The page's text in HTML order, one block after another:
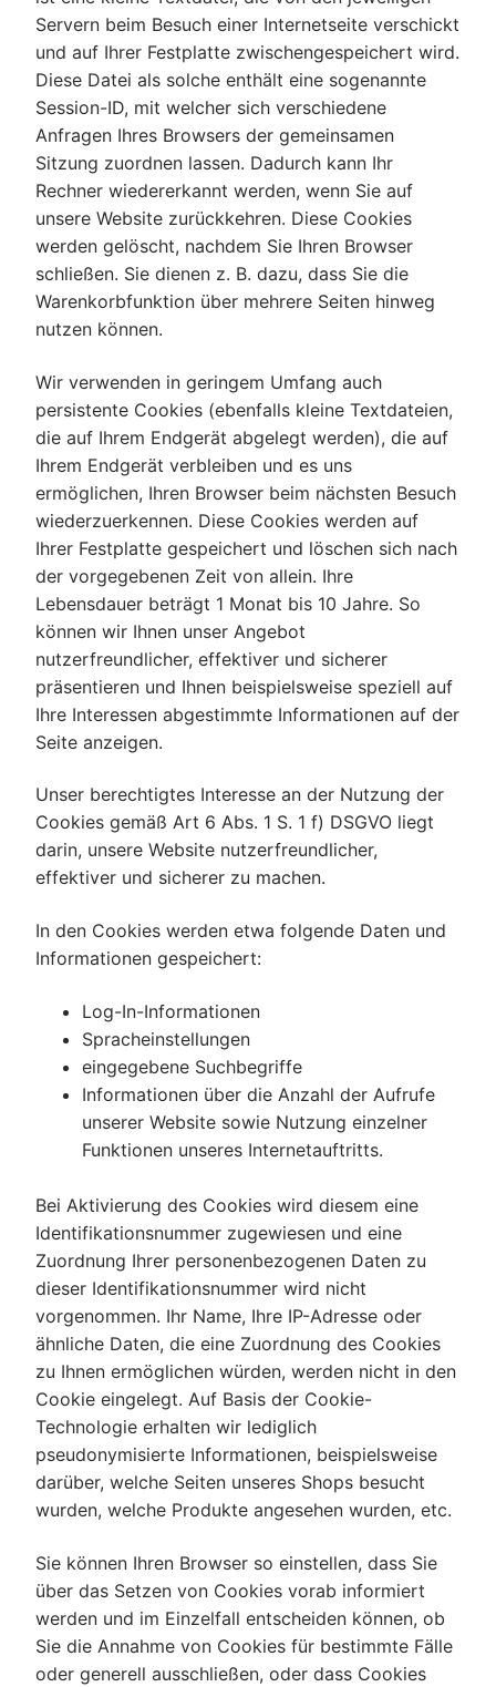
Servern beim Besuch einer Internetseite verschickt
und auf Ihrer Festplatte zwischengespeichert wird.
Diese Datei als solche enthält eine sogenannte
Session-ID, mit welcher sich verschiedene
Anfragen Ihres Browsers der gemeinsamen
Sitzung zuordnen lassen. Dadurch kann Ihr
Rechner wiedererkannt werden, wenn Sie auf
unsere Website zurückkehren. Diese Cookies
werden gelöscht, nachdem Sie Ihren Browser
schließen. Sie dienen z. B. dazu, dass Sie die
Warenkorbfunktion über mehrere Seiten hinweg
nutzen können.
Wir verwenden in geringem Umfang auch
persistente Cookies (ebenfalls kleine Textdateien,
die auf Ihrem Endgerät abgelegt werden), die auf
Ihrem Endgerät verbleiben und es uns
ermöglichen, Ihren Browser beim nächsten Besuch
wiederzuerkennen. Diese Cookies werden auf
Ihrer Festplatte gespeichert und löschen sich nach
der vorgegebenen Zeit von allein. Ihre
Lebensdauer beträgt 1 Monat bis 10 Jahre. So
können wir Ihnen unser Angebot
nutzerfreundlicher, effektiver und sicherer
präsentieren und Ihnen beispielsweise speziell auf
Ihre Interessen abgestimmte Informationen auf der
Seite anzeigen.
Unser berechtigtes Interesse an der Nutzung der
Cookies gemäß Art 6 Abs. 1 S. 1 f) DSGVO liegt
darin, unsere Website nutzerfreundlicher,
effektiver und sicherer zu machen.
In den Cookies werden etwa folgende Daten und
Informationen gespeichert:
Log-In-Informationen
Spracheinstellungen
eingegebene Suchbegriffe
Informationen über die Anzahl der Aufrufe
unserer Website sowie Nutzung einzelner
Funktionen unseres Internetauftritts.
Bei Aktivierung des Cookies wird diesem eine
Identifikationsnummer zugewiesen und eine
Zuordnung Ihrer personenbezogenen Daten zu
dieser Identifikationsnummer wird nicht
vorgenommen. Ihr Name, Ihre IP-Adresse oder
ähnliche Daten, die eine Zuordnung des Cookies
zu Ihnen ermöglichen würden, werden nicht in den
Cookie eingelegt. Auf Basis der Cookie-
Technologie erhalten wir lediglich
pseudonymisierte Informationen, beispielsweise
darüber, welche Seiten unseres Shops besucht
wurden, welche Produkte angesehen wurden, etc.
Sie können Ihren Browser so einstellen, dass Sie
über das Setzen von Cookies vorab informiert
werden und im Einzelfall entscheiden können, ob
Sie die Annahme von Cookies für bestimmte Fälle
oder generell ausschließen, oder dass Cookies